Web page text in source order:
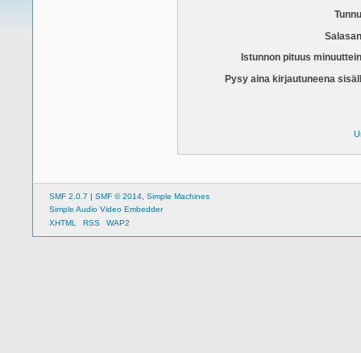
Istunnon pituus
Pysy aina kirjautuneena
SMF 2.0.7 | SMF © 2014 Simple Machines
Simple Audio Video Embedder
XHTML
RSS WAP2